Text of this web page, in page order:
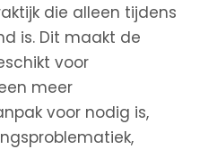
die alleen tijdens
is. Dit maakt de
voor
meer
voor nodig is,